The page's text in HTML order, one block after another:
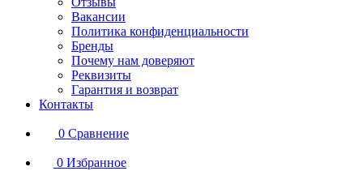
Вакансии
Политика конфиденциальности
Бренды
Почему нам доверяют
Реквизиты
Гарантия и возврат
Контакты
0 Сравнение
0 Избранное